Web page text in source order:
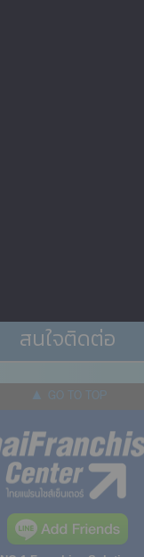
สนใจติดต่อ
▲ GO TO TOP